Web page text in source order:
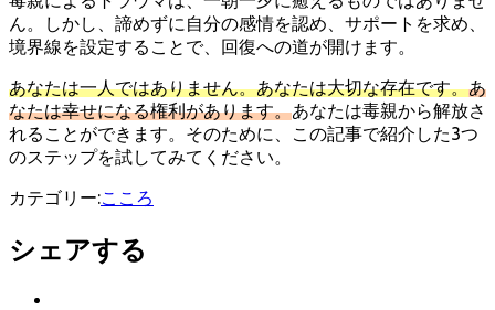
ん。しかし、諦めずに自分の感情を認め、サポートを求め、
境界線を設定することで、回復への道が開けます。
あなたは一人ではありません。あなたは大切な存在です。あ
なたは幸せになる権利があります。あなたは毒親から解放さ
れることができます。そのために、この記事で紹介した3つ
のステップを試してみてください。
カテゴリー:こころ
シェアする